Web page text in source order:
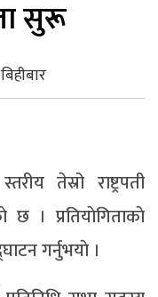
सुरू
तेस्रो राष्ट्रपती
छ । प्रतियाेगिताकाे
गर्नुभयाे ।